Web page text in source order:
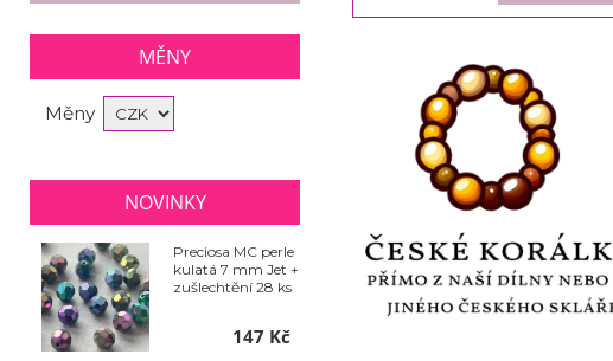
MĚNY
Měny
NOVINKY
Preciosa MC perle
kulatá 7 mm Jet +
zušlechtění 28 ks
147 Kč